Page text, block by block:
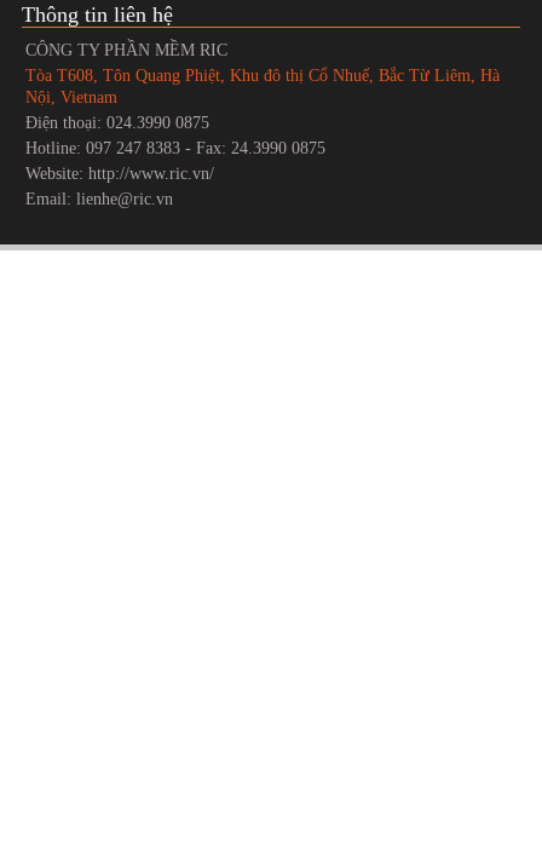
Thông tin liên hệ
CÔNG TY PHẦN MỀM RIC
Tòa T608, Tôn Quang Phiệt, Khu đô thị Cổ Nhuế, Bắc Từ Liêm, Hà
Nội, Vietnam
Điện thoại: 024.3990 0875
Hotline: 097 247 8383 - Fax: 24.3990 0875
Website: http://www.ric.vn/
Email: lienhe@ric.vn